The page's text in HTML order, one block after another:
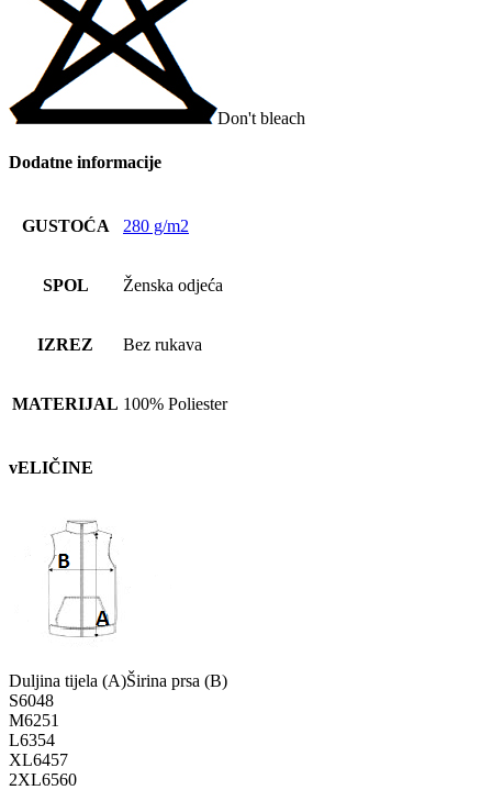
Don't bleach
Dodatne informacije
GUSTOĆA 280 g/m2
SPOL Ženska odjeća
IZREZ Bez rukava
MATERIJAL 100% Poliester
vELIČINE
Duljina tijela (A)Širina prsa (B)
S6048
M6251
L6354
XL6457
2XL6560